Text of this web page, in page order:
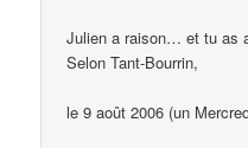
Julien a raison… et tu as
Selon Tant-Bourrin,
le 9 août 2006 (un